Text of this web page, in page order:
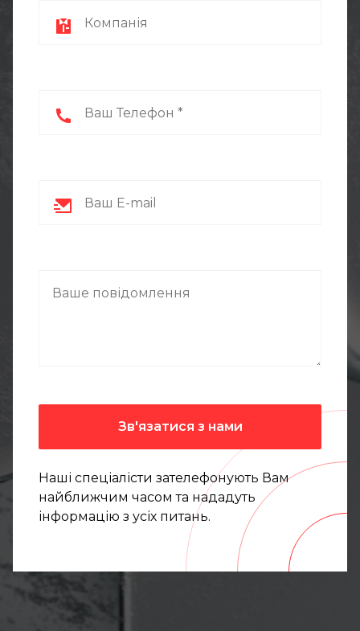
Наші спеціалісти зателефонують Вам
найближчим часом та нададуть
інформацію з усіх питань.